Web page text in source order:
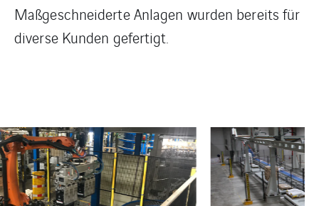
Maßgeschneiderte Anlagen wurden bereits für
diverse Kunden gefertigt.